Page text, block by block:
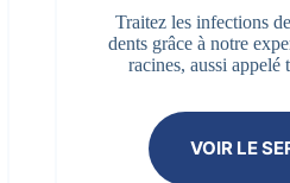
Traitez les infections
dents grâce à notre
racines, aussi appelé
VOIR LE